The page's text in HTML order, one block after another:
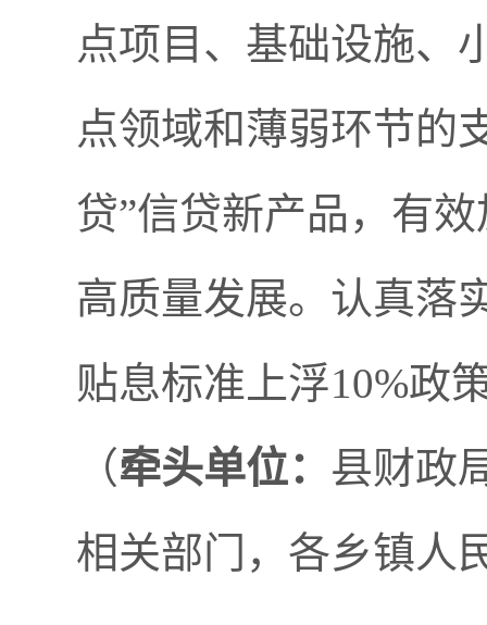
点项目、基础设施、
点领域和薄弱环节的
贷”信贷新产品，有
高质量发展。认真落
贴息标准上浮10%政
（牵头单位： 县财政
相关部门，各乡镇人